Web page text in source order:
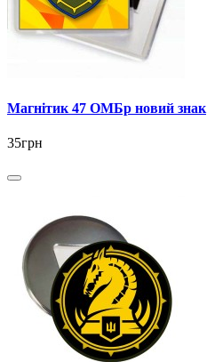
Магнітик 47 ОМБр новий знак
35грн